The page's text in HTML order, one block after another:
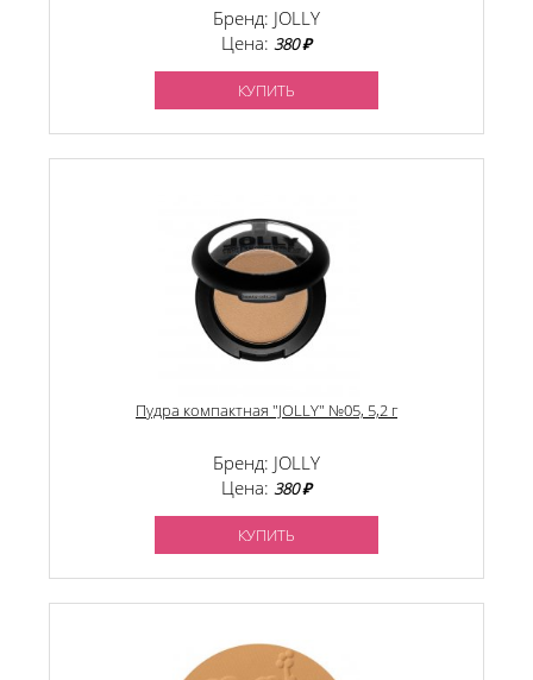
Бренд: JOLLY
Цена: 380 ₽
КУПИТЬ
Пудра компактная "JOLLY" №05, 5,2 г
Бренд: JOLLY
Цена: 380 ₽
КУПИТЬ